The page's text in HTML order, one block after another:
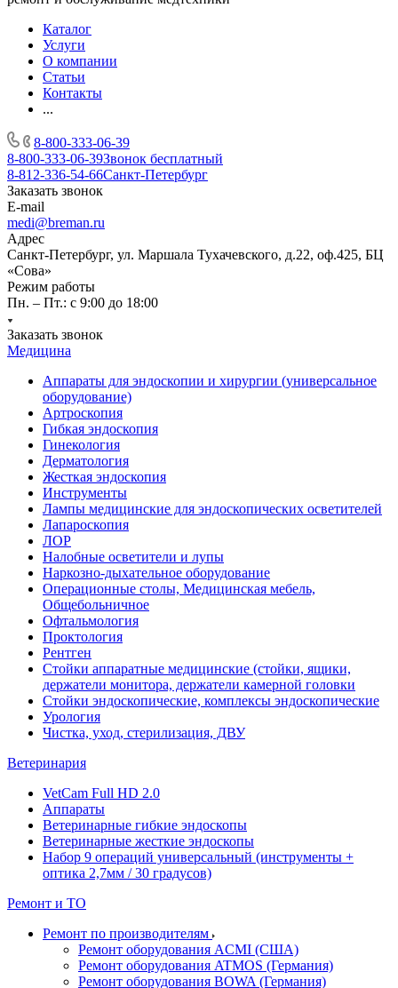
Каталог
Услуги
О компании
Статьи
Контакты
...
8-800-333-06-39
8-800-333-06-39Звонок бесплатный
8-812-336-54-66Санкт-Петербург
Заказать звонок
E-mail
medi@breman.ru
Адрес
Санкт-Петербург, ул. Маршала Тухачевского, д.22, оф.425, БЦ
«Сова»
Режим работы
Пн. – Пт.: с 9:00 до 18:00
Заказать звонок
Медицина
Аппараты для эндоскопии и хирургии (универсальное
оборудование)
Артроскопия
Гибкая эндоскопия
Гинекология
Дерматология
Жесткая эндоскопия
Инструменты
Лампы медицинские для эндоскопических осветителей
Лапароскопия
ЛОР
Налобные осветители и лупы
Наркозно-дыхательное оборудование
Операционные столы, Медицинская мебель,
Общебольничное
Офтальмология
Проктология
Рентген
Стойки аппаратные медицинские (стойки, ящики,
держатели монитора, держатели камерной головки
Стойки эндоскопические, комплексы эндоскопические
Урология
Чистка, уход, стерилизация, ДВУ
Ветеринария
VetCam Full HD 2.0
Аппараты
Ветеринарные гибкие эндоскопы
Ветеринарные жесткие эндоскопы
Набор 9 операций универсальный (инструменты +
оптика 2,7мм / 30 градусов)
Ремонт и ТО
Ремонт по производителям
Ремонт оборудования ACMI (США)
Ремонт оборудования ATMOS (Германия)
Ремонт оборудования BOWA (Германия)